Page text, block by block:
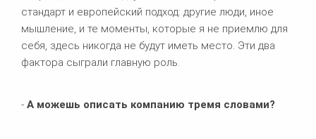
стандарт и европейский подход: другие люди, иное
мышление, и те моменты, которые я не приемлю для
себя, здесь никогда не будут иметь место. Эти два
фактора сыграли главную роль.
- А можешь описать компанию тремя словами?